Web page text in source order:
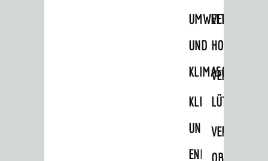
UMWELT-
UND
KLIMASCHUTZ
KLIMASCHUTZ
UND